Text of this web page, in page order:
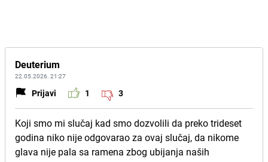
Deuterium
22.05.2026. 21:27
Prijavi 1 3
Koji smo mi slučaj kad smo dozvolili da preko trideset
godina niko nije odgovarao za ovaj slučaj, da nikome
glava nije pala sa ramena zbog ubijanja naših